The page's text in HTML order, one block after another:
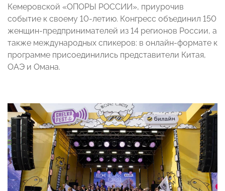
Кемеровской «ОПОРЫ РОССИИ», приурочив
событие к своему 10-летию. Конгресс объединил 150
женщин-предпринимателей из 14 регионов России, а
также международных спикеров: в онлайн-формате к
программе присоединились представители Китая,
ОАЭ и Омана.